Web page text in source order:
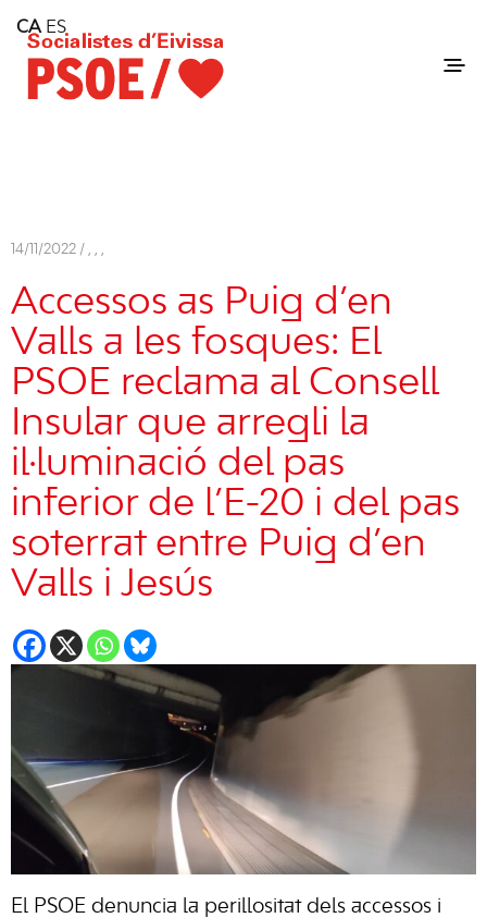
Consell Insular d'Eivissa
Services
Contact
14/11/2022 / , , ,
Accessos as Puig d’en
Valls a les fosques: El
PSOE reclama al Consell
Insular que arregli la
il·luminació del pas
inferior de l’E-20 i del pas
soterrat entre Puig d’en
Valls i Jesús
El PSOE denuncia la perillositat dels accessos i
CA ES